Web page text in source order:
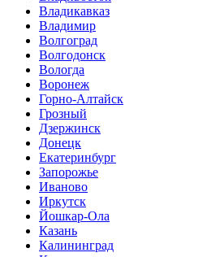
Владикавказ
Владимир
Волгоград
Волгодонск
Вологда
Воронеж
Горно-Алтайск
Грозный
Дзержинск
Донецк
Екатеринбург
Запорожье
Иваново
Иркутск
Йошкар-Ола
Казань
Калининград